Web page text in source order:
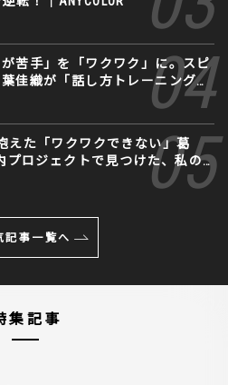
が苦手」を「ワクワク」に。スピ
佳織が「話し方トレーニング」
えた「ワクワクできない」葛
プロジェクトで見つけた、私の
記事一覧へ
集記事